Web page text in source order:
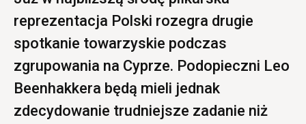
reprezentacja Polski rozegra drugie
spotkanie towarzyskie podczas
zgrupowania na Cyprze. Podopieczni Leo
Beenhakkera będą mieli jednak
zdecydowanie trudniejsze zadanie niż